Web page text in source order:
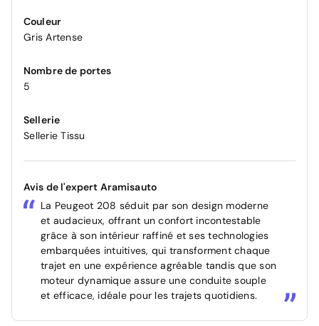
Couleur
Gris Artense
Nombre de portes
5
Sellerie
Sellerie Tissu
Avis de l'expert Aramisauto
La Peugeot 208 séduit par son design moderne
et audacieux, offrant un confort incontestable
grâce à son intérieur raffiné et ses technologies
embarquées intuitives, qui transforment chaque
trajet en une expérience agréable tandis que son
moteur dynamique assure une conduite souple
et efficace, idéale pour les trajets quotidiens.